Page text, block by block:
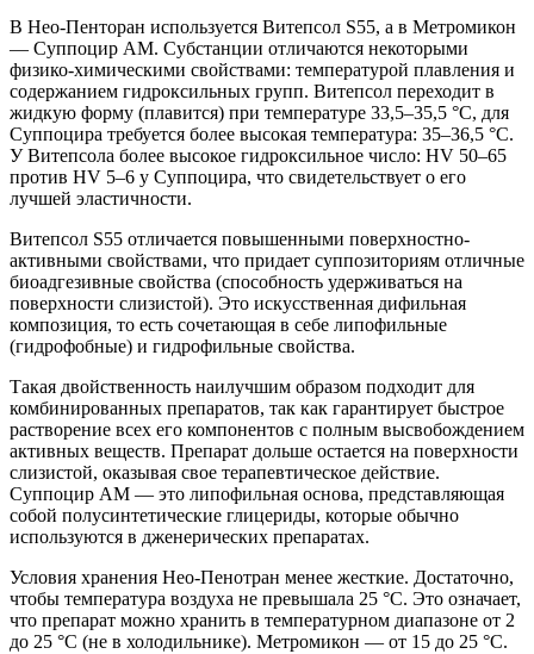
В Нео-Пенторан используется Витепсол S55, а в Метромикон
— Суппоцир АМ. Субстанции отличаются некоторыми
физико-химическими свойствами: температурой плавления и
содержанием гидроксильных групп. Витепсол переходит в
жидкую форму (плавится) при температуре 33,5–35,5 °C, для
Суппоцира требуется более высокая температура: 35–36,5 °C.
У Витепсола более высокое гидроксильное число: HV 50–65
против HV 5–6 у Суппоцира, что свидетельствует о его
лучшей эластичности.
Витепсол S55 отличается повышенными поверхностно-
активными свойствами, что придает суппозиториям отличные
биоадгезивные свойства (способность удерживаться на
поверхности слизистой). Это искусственная дифильная
композиция, то есть сочетающая в себе липофильные
(гидрофобные) и гидрофильные свойства.
Такая двойственность наилучшим образом подходит для
комбинированных препаратов, так как гарантирует быстрое
растворение всех его компонентов с полным высвобождением
активных веществ. Препарат дольше остается на поверхности
слизистой, оказывая свое терапевтическое действие.
Суппоцир АМ — это липофильная основа, представляющая
собой полусинтетические глицериды, которые обычно
используются в дженерических препаратах.
Условия хранения Нео-Пенотран менее жесткие. Достаточно,
чтобы температура воздуха не превышала 25 °C. Это означает,
что препарат можно хранить в температурном диапазоне от 2
до 25 °C (не в холодильнике). Метромикон — от 15 до 25 °C.